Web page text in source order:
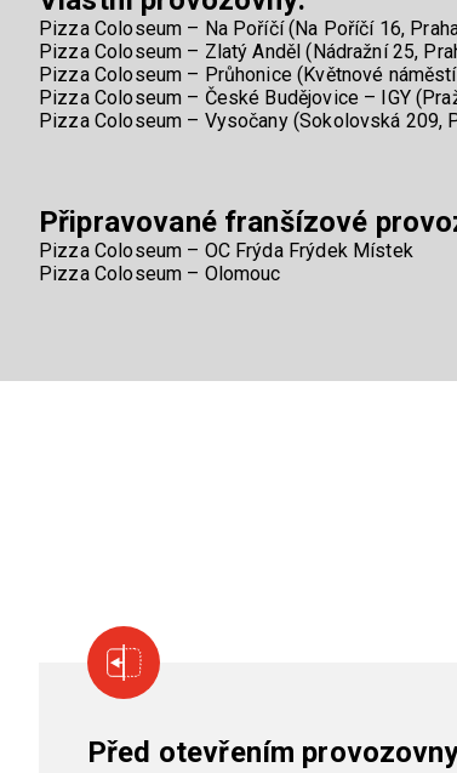
Pizza Coloseum – Na Poříčí (Na Poříčí 16,
Pizza Coloseum – Zlatý Anděl (Nádražní 25,
Pizza Coloseum – Průhonice (Květnové
Pizza Coloseum – České Budějovice – IGY
Pizza Coloseum – Vysočany (Sokolovská 209,
Připravované franšízové
Pizza Coloseum – OC Frýda Frýdek Místek
Pizza Coloseum – Olomouc
Před otevřením